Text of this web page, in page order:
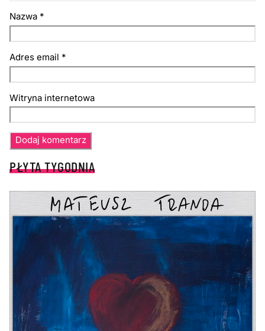
Nazwa *
Adres email *
Witryna internetowa
PŁYTA TYGODNIA